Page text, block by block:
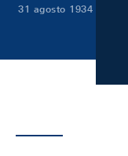
31 agosto 1934